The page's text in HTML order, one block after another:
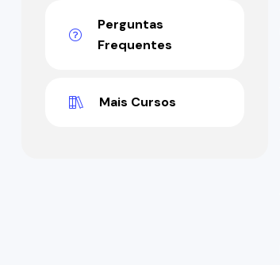
Perguntas
Frequentes
Mais Cursos